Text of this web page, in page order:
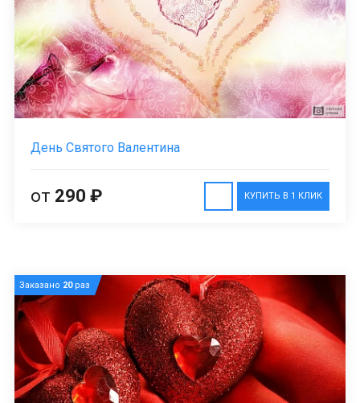
День Святого Валентина
КУПИТЬ В 1 КЛИК
от 290 ₽
Заказано 20раз